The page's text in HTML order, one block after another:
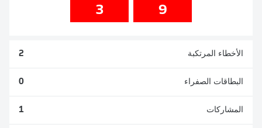
9
3
الأخطاء المرتكبة 2
البطاقات الصفراء 0
المشاركات 1